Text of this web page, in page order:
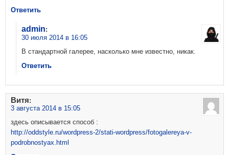
Ответить
admin:
30 июля 2014 в 16:05
В стандартной галерее, насколько мне известно, никак.
Ответить
Витя:
3 августа 2014 в 15:05
здесь описывается способ :
http://oddstyle.ru/wordpress-2/stati-wordpress/fotogalereya-v-
podrobnostyax.html